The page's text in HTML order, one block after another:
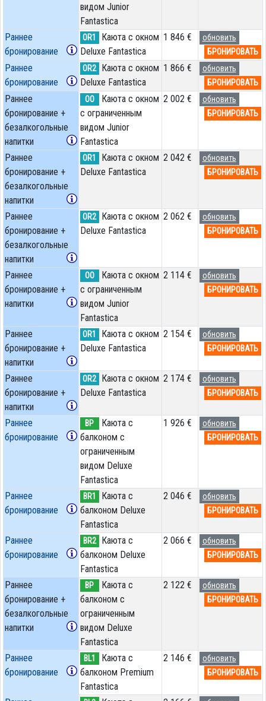
видом Junior
Fantastica
Раннее
бронирование
OR1
Каюта с окном
Deluxe Fantastica
1 846 €
обновить
БРОНИРОВАТЬ
Раннее
бронирование
OR2
Каюта с окном
Deluxe Fantastica
1 866 €
обновить
БРОНИРОВАТЬ
Раннее
бронирование +
безалкогольные
напитки
OO
Каюта с окном
с ограниченным
видом Junior
Fantastica
2 002 €
обновить
БРОНИРОВАТЬ
Раннее
бронирование +
безалкогольные
напитки
OR1
Каюта с окном
Deluxe Fantastica
2 042 €
обновить
БРОНИРОВАТЬ
Раннее
бронирование +
безалкогольные
напитки
OR2
Каюта с окном
Deluxe Fantastica
2 062 €
обновить
БРОНИРОВАТЬ
Раннее
бронирование +
напитки
OO
Каюта с окном
с ограниченным
видом Junior
Fantastica
2 114 €
обновить
БРОНИРОВАТЬ
Раннее
бронирование +
напитки
OR1
Каюта с окном
Deluxe Fantastica
2 154 €
обновить
БРОНИРОВАТЬ
Раннее
бронирование +
напитки
OR2
Каюта с окном
Deluxe Fantastica
2 174 €
обновить
БРОНИРОВАТЬ
Раннее
бронирование
BP
Каюта с
балконом c
ограниченным
видом Deluxe
Fantastica
1 926 €
обновить
БРОНИРОВАТЬ
Раннее
бронирование
BR1
Каюта с
балконом Deluxe
Fantastica
2 046 €
обновить
БРОНИРОВАТЬ
Раннее
бронирование
BR2
Каюта с
балконом Deluxe
Fantastica
2 066 €
обновить
БРОНИРОВАТЬ
Раннее
бронирование +
безалкогольные
напитки
BP
Каюта с
балконом c
ограниченным
видом Deluxe
Fantastica
2 122 €
обновить
БРОНИРОВАТЬ
Раннее
бронирование
BL1
Каюта с
балконом Premium
Fantastica
2 146 €
обновить
БРОНИРОВАТЬ